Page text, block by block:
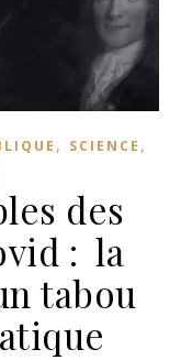
, SCIENCE ,
des
: la
tabou